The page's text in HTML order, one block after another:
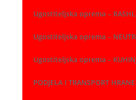
Ugostiteljska oprema –
Ugostiteljska oprema –
Ugostiteljska oprema –
PODJELA I TRANSPORT HRANE